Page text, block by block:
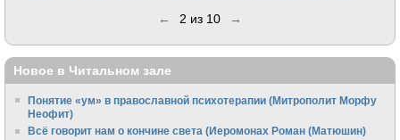
← 2 из 10 →
Новое в Читальном зале
Понятие «ум» в православной психотерапии (Митрополит Морфу
Неофит)
Всё говорит нам о кончине света (Иеромонах Роман (Матюшин)